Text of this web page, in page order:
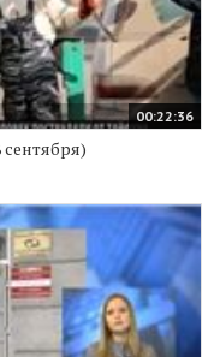
00:22:36